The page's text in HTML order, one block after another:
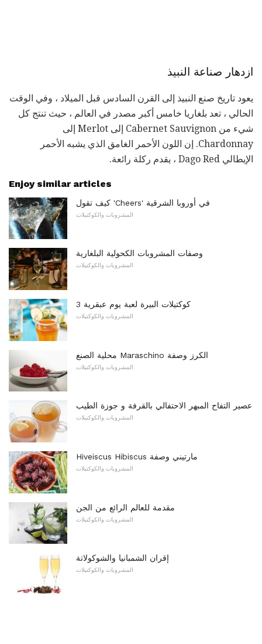
ازدهار صناعة النبيذ
يعود تاريخ صنع النبيذ إلى القرن السادس قبل الميلاد ، وفي الوقت
الحالي ، تعد بلغاريا خامس أكبر مصدر في العالم ، حيث تنتج كل
شيء من Cabernet Sauvignon إلى Merlot إلى
Chardonnay. إن اللون الأحمر الغامق الذي يشبه الأحمر
الإيطالي Dago Red ، يقدم ركلة رائعة.
Enjoy similar articles
كيف تقول 'Cheers' في أوروبا الشرقية
المشروبات والكوكتيلات
وصفات المشروبات الكحولية البلغارية
المشروبات والكوكتيلات
3 كوكتيلات البيرة لعبة يوم عبقرية
المشروبات والكوكتيلات
محلية الصنع Maraschino الكرز وصفة
المشروبات والكوكتيلات
عصير التفاح المبهر الاحتفالي بالقرفة و جوزة الطيب
المشروبات والكوكتيلات
Hiveiscus Hibiscus مارتيني وصفة
المشروبات والكوكتيلات
مقدمة للعالم الرائع من الجن
المشروبات والكوكتيلات
إقران الشمبانيا والشوكولاتة
المشروبات والكوكتيلات